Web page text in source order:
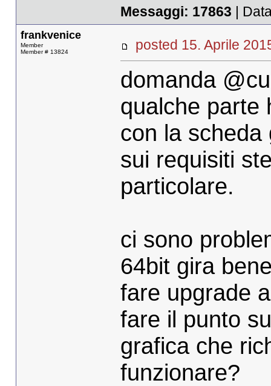
Messaggi: 17863 |
frankvenice
Member
Member # 13824
posted 15. Aprile
domanda
qualche parte
con la scheda
sui requisiti
particolare.
ci sono
64bit gira
fare upgrade
fare il punto
grafica che
funzionare?